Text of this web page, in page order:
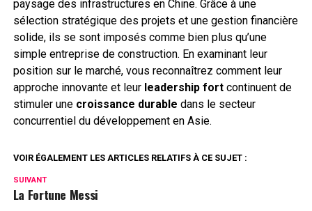
paysage des infrastructures en Chine. Grâce à une
sélection stratégique des projets et une gestion financière
solide, ils se sont imposés comme bien plus qu’une
simple entreprise de construction. En examinant leur
position sur le marché, vous reconnaîtrez comment leur
approche innovante et leur leadership fortcontinuent de
stimuler une croissance durable dans le secteur
concurrentiel du développement en Asie.
VOIR ÉGALEMENT LES ARTICLES RELATIFS À CE SUJET :
SUIVANT
La Fortune Messi